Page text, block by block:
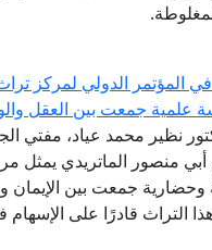
المؤتمر الدولي لمركز
علمية جمعت بين العقل
نظير محمد عياد، مفتي
أبي منصور الماتريدي يمثل
جمعت بين الإيمان
التراث قادرًا على